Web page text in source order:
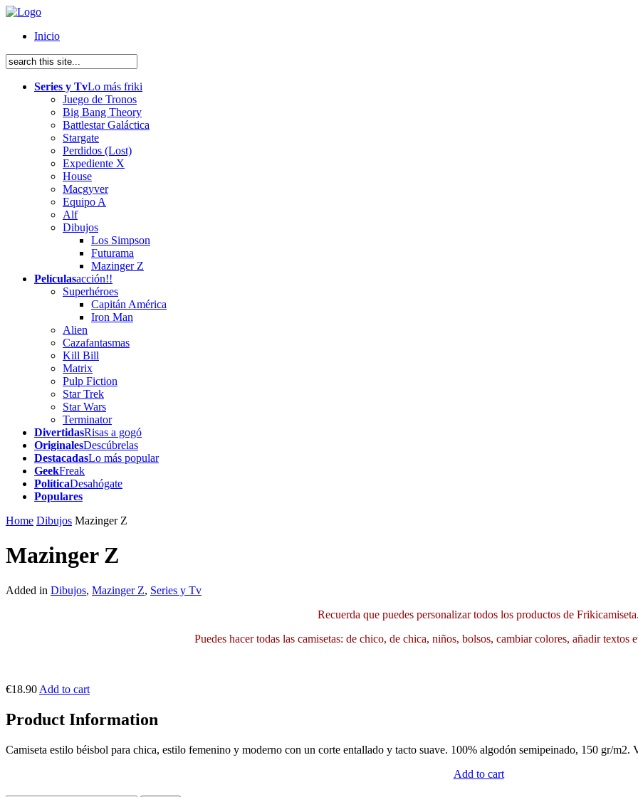
Inicio
Series y TvLo más friki
Juego de Tronos
Big Bang Theory
Battlestar Galáctica
Stargate
Perdidos (Lost)
Expediente X
House
Macgyver
Equipo A
Alf
Dibujos
Los Simpson
Futurama
Mazinger Z
Películasacción!!
Superhéroes
Capitán América
Iron Man
Alien
Cazafantasmas
Kill Bill
Matrix
Pulp Fiction
Star Trek
Star Wars
Terminator
DivertidasRisas a gogó
OriginalesDescúbrelas
DestacadasLo más popular
GeekFreak
PolíticaDesahógate
Populares
Home Dibujos Mazinger Z
Mazinger Z
Added in Dibujos, Mazinger Z, Series y Tv
Recuerda que puedes personalizar todos los productos de
Puedes hacer todas las camisetas: de chico, de chica, niños, bolsos, cambiar colores, añadir textos
€18.90 Add to cart
Product Information
Camiseta estilo béisbol para chica, estilo femenino y moderno con un corte entallado y tacto suave. 100% algodón semipeinado, 150 gr/m2.
Add to cart